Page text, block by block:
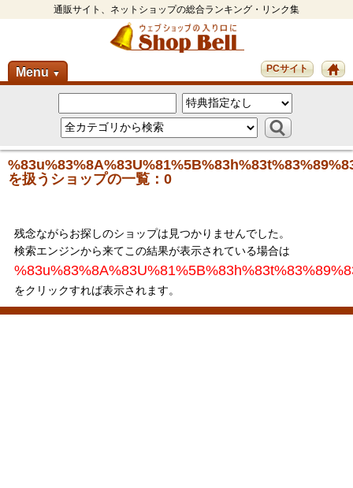
通販サイト、ネットショップの総合ランキング・リンク集
Menu ▼ PCサイト
を扱うショップの一覧：0
残念ながらお探しのショップは見つかりませんでした。
検索エンジンから来てこの結果が表示されている場合は
をクリックすれば表示されます。